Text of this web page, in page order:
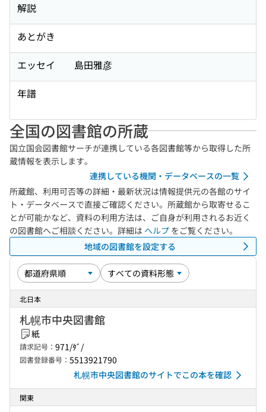
解説
あとがき
エッセイ 島田雅彦
年譜
全国の図書館の所蔵
国立国会図書館サーチが連携している各図書館等から取得した所
蔵情報を表示します。
連携している機関・データベースの一覧
所蔵館、利用可否等の詳細・最新状況は情報提供元の各館のサイ
ト・データベースで直接ご確認ください。所蔵館から取寄せるこ
とが可能かなど、資料の利用方法は、ご自身が利用されるお近く
の図書館へご相談ください。詳細は ヘルプ をご覧ください。
地域の図書館を設定する
北日本
札幌市中央図書館
紙
請求記号： 971/ﾀﾞ/
図書登録番号： 5513921790
札幌市中央図書館のサイトでこの本を確認
関東